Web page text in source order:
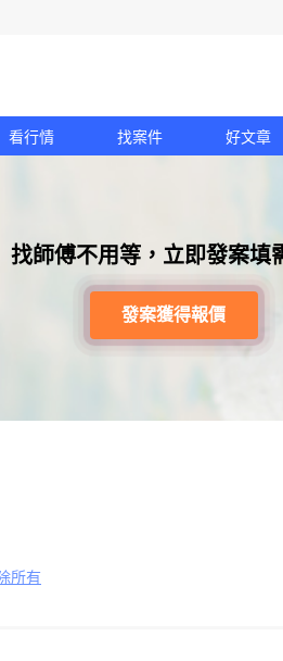
看行情 找案件 好文章
找師傅不用等，立即發案填
發案獲得報價
所有